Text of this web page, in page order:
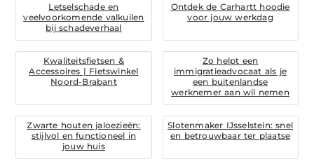
Letselschade en
veelvoorkomende valkuilen
bij schadeverhaal
Ontdek de Carhartt hoodie
voor jouw werkdag
Kwaliteitsfietsen &
Accessoires | Fietswinkel
Noord-Brabant
Zo helpt een
immigratieadvocaat als je
een buitenlandse
werknemer aan wil nemen
Zwarte houten jaloezieën:
stijlvol en functioneel in
jouw huis
Slotenmaker IJsselstein: snel
en betrouwbaar ter plaatse